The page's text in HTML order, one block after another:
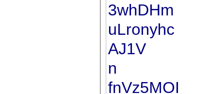
3whDHm
uLronyhc
AJ1V
n
fnVz5MOI